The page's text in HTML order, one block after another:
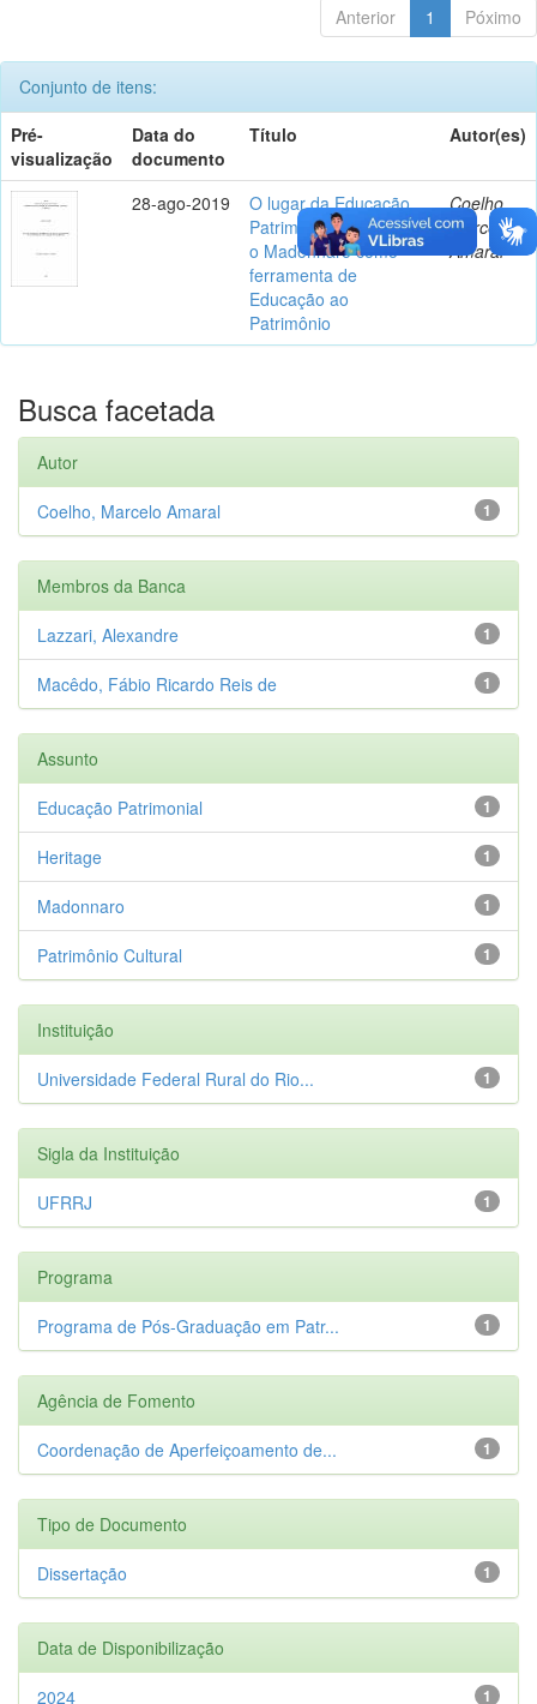
Anterior 1 Póximo
Conjunto de itens:
Pré-
visualização
Data do
documento
Título Autor(es)
28-ago-2019
O lugar da Educação
Patrimonial na escola:
o Madonnaro como
ferramenta de
Educação ao
Patrimônio
Coelho,
Marcelo
Amaral
Busca facetada
Autor
1
Coelho, Marcelo Amaral
Membros da Banca
1
Lazzari, Alexandre
1
Macêdo, Fábio Ricardo Reis de
Assunto
1
Educação Patrimonial
1
Heritage
1
Madonnaro
1
Patrimônio Cultural
Instituição
1
Universidade Federal Rural do Rio...
Sigla da Instituição
1
UFRRJ
Programa
1
Programa de Pós-Graduação em Patr...
Agência de Fomento
1
Coordenação de Aperfeiçoamento de...
Tipo de Documento
1
Dissertação
Data de Disponibilização
1
2024